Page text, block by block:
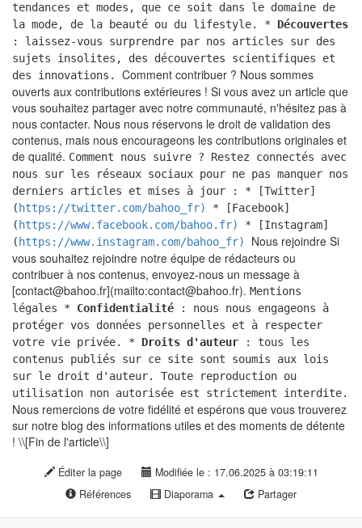
tendances et modes, que ce soit dans le domaine de
la mode, de la beauté ou du lifestyle. * Découvertes
: laissez-vous surprendre par nos articles sur des
sujets insolites, des découvertes scientifiques et
des innovations. Comment contribuer ? Nous sommes
ouverts aux contributions extérieures ! Si vous avez un article que
vous souhaitez partager avec notre communauté, n'hésitez pas à
nous contacter. Nous nous réservons le droit de validation des
contenus, mais nous encourageons les contributions originales et
de qualité. Comment nous suivre ? Restez connectés avec
nous sur les réseaux sociaux pour ne pas manquer nos
derniers articles et mises à jour : * [Twitter]
( https://twitter.com/bahoo_fr)
* [Facebook]
( https://www.facebook.com/bahoo.fr)
* [Instagram]
( https://www.instagram.com/bahoo_fr)
Nous rejoindre Si
vous souhaitez rejoindre notre équipe de rédacteurs ou
contribuer à nos contenus, envoyez-nous un message à
[contact@bahoo.fr](mailto:contact@bahoo.fr). Mentions
légales * Confidentialité : nous nous engageons à
protéger vos données personnelles et à respecter
votre vie privée. * Droits d'auteur : tous les
contenus publiés sur ce site sont soumis aux lois
sur le droit d'auteur. Toute reproduction ou
utilisation non autorisée est strictement interdite.
Nous remercions de votre fidélité et espérons que vous trouverez
sur notre blog des informations utiles et des moments de détente
! \\[Fin de l'article\\]
Éditer la page
Modifiée le : 17.06.2025 à 03:19:11
Références
Diaporama Partager